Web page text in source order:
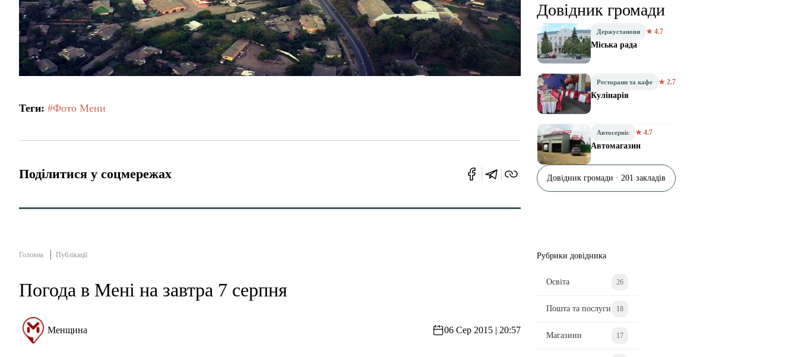
Теги: #Фото Мени
Поділитися у соцмережах
Головна Публікації
Погода в Мені на завтра 7 серпня
Менщина 06 Сер 2015 | 20:57
Довідник громади
Держустанови ★ 4.7
Міська рада
Ресторани та кафе ★ 2.7
Кулінарія
Автосервіс ★ 4.7
Автомагазин
Довідник громади · 201 закладів
Рубрики довідника
Освіта 26
Пошта та послуги 18
Магазини 17